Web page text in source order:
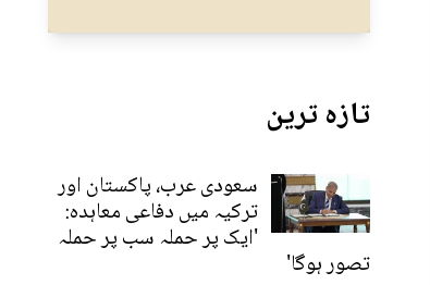
تازہ ترین
سعودی عرب، پاکستان اور
ترکیہ میں دفاعی معاہدہ:
'ایک پر حملہ سب پر حملہ
تصور ہوگا'